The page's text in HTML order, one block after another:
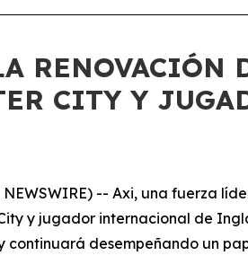
RENOVACIÓN
CITY Y
NEWSWIRE) -- Axi, una fuerza
y jugador internacional de
continuará desempeñando un